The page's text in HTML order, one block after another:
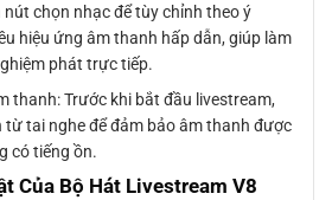
chọn nhạc để tùy chỉnh theo ý
hiệu ứng âm thanh hấp dẫn, giúp làm
phát trực tiếp.
thanh: Trước khi bắt đầu livestream,
từ tai nghe để đảm bảo âm thanh được
có tiếng ồn.
Của Bộ Hát Livestream V8